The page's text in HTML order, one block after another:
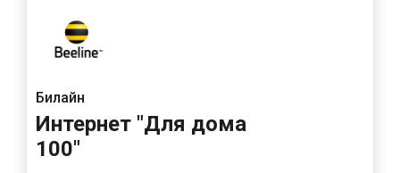
Билайн
Интернет "Для дома
100"